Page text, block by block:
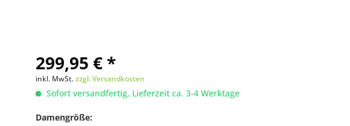
299,95 € *
inkl. MwSt.zzgl. Versandkosten
Sofort versandfertig, Lieferzeit ca. 3-4 Werktage
Damengröße: